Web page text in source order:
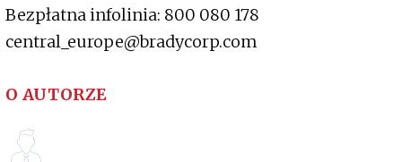
Bezpłatna infolinia: 800 080 178
central_europe@bradycorp.com
O AUTORZE